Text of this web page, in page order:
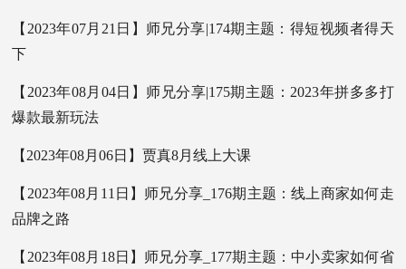
【2023年07月21日】师兄分享|174期主题：得短视频者得天
下
【2023年08月04日】师兄分享|175期主题：2023年拼多多打
爆款最新玩法
【2023年08月06日】贾真8月线上大课
【2023年08月11日】师兄分享_176期主题：线上商家如何走
品牌之路
【2023年08月18日】师兄分享_177期主题：中小卖家如何省